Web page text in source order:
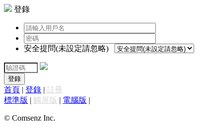
登錄
安全提問(未設定請忽略)
登錄
首頁 | 登錄 | 註冊
標準版 | 觸屏版 | 電腦版 |
© Comsenz Inc.